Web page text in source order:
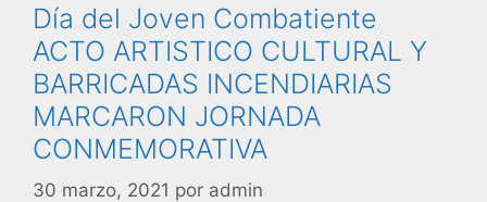
Día del Joven Combatiente
ACTO ARTISTICO CULTURAL Y
BARRICADAS INCENDIARIAS
MARCARON JORNADA
CONMEMORATIVA
30 marzo, 2021 por admin